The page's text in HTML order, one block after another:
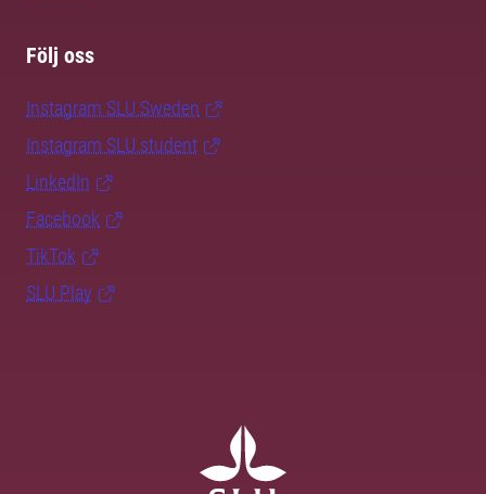
Följ oss
Instagram SLU.Sweden
Instagram SLU.student
LinkedIn
Facebook
TikTok
SLU Play